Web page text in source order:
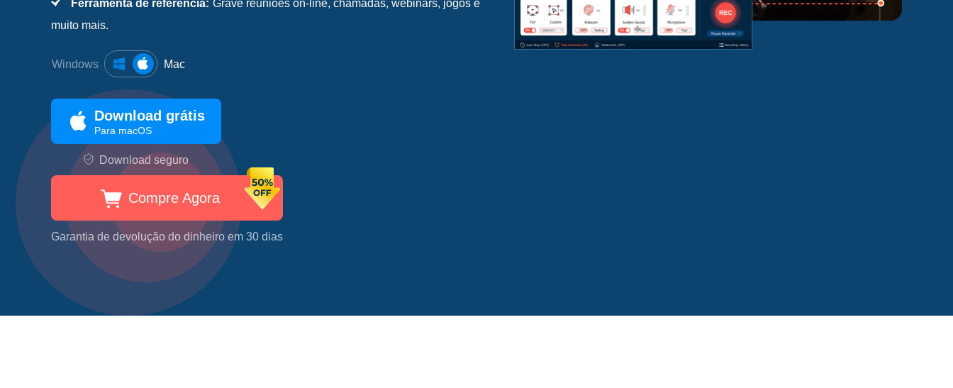
Ferramenta de referência: Grave reuniões on-line, chamadas, webinars, jogos e
muito mais.
Windows Mac
Download grátis
Para macOS
Download seguro
Compre Agora
Garantia de devolução do dinheiro em 30 dias